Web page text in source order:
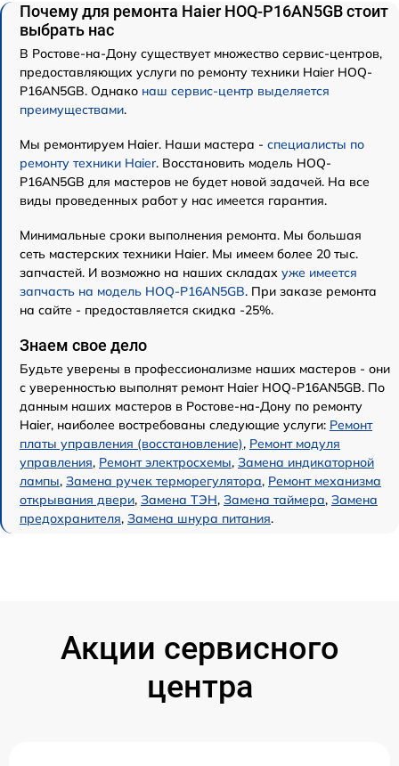
Почему для ремонта Haier HOQ-P16AN5GB стоит
выбрать нас
В Ростове-на-Дону существует множество сервис-центров,
предоставляющих услуги по ремонту техники Haier HOQ-
P16AN5GB. Однако наш сервис-центр выделяется
преимуществами.
Мы ремонтируем Haier. Наши мастера - специалисты по
ремонту техники Haier. Восстановить модель HOQ-
P16AN5GB для мастеров не будет новой задачей. На все
виды проведенных работ у нас имеется гарантия.
Минимальные сроки выполнения ремонта. Мы большая
сеть мастерских техники Haier. Мы имеем более 20 тыс.
запчастей. И возможно на наших складах уже имеется
запчасть на модель HOQ-P16AN5GB. При заказе ремонта
на сайте - предоставляется скидка -25%.
Знаем свое дело
Будьте уверены в профессионализме наших мастеров - они
с уверенностью выполнят ремонт Haier HOQ-P16AN5GB. По
данным наших мастеров в Ростове-на-Дону по ремонту
Haier, наиболее востребованы следующие услуги: Ремонт
платы управления (восстановление), Ремонт модуля
управления, Ремонт электросхемы, Замена индикаторной
лампы, Замена ручек терморегулятора, Ремонт механизма
открывания двери, Замена ТЭН, Замена таймера, Замена
предохранителя, Замена шнура питания.
Акции сервисного
центра